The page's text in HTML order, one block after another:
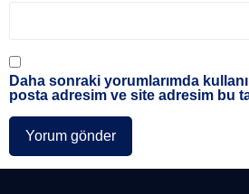
Daha sonraki yorumlarımda
posta adresim ve site adresim bu